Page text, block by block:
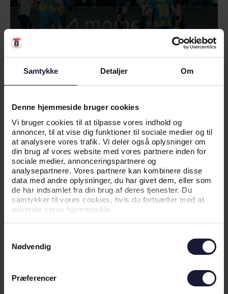
Samtykke Detaljer Om
Denne hjemmeside bruger cookies
Vi bruger cookies til at tilpasse vores indhold og
annoncer, til at vise dig funktioner til sociale medier og til
at analysere vores trafik. Vi deler også oplysninger om
din brug af vores website med vores partnere inden for
sociale medier, annonceringspartnere og
analysepartnere. Vores partnere kan kombinere disse
data med andre oplysninger, du har givet dem, eller som
de har indsamlet fra din brug af deres tjenester. Du
samtykker til vores cookies, hvis du fortsætter med at
anvende vores hjemmeside.
Nødvendig
Præferencer
23.07.2026
- VI BLEV MATCHET RIGTIG GODT I
DAG
11.07.2026